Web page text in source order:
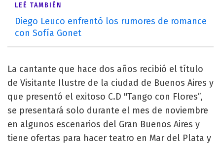
LEÉ TAMBIÉN
Diego Leuco enfrentó los rumores de romance
con Sofía Gonet
La cantante que hace dos años recibió el título
de Visitante Ilustre de la ciudad de Buenos Aires y
que presentó el exitoso C.D "Tango con Flores”,
se presentará solo durante el mes de noviembre
en algunos escenarios del Gran Buenos Aires y
tiene ofertas para hacer teatro en Mar del Plata y